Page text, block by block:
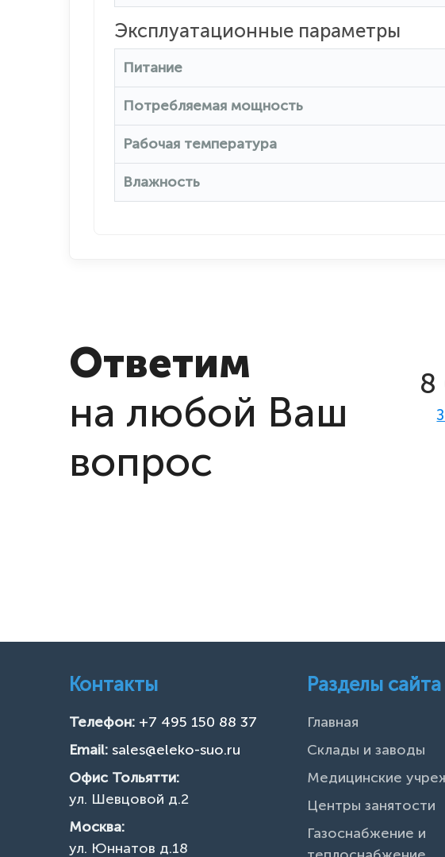
Эксплуатационные параметры
Питание
Потребляемая мощность
Рабочая температура
Влажность
Ответим
на любой Ваш
вопрос
8
Контакты
Телефон: +7 495 150 88 37
Email: sales@eleko-suo.ru
Офис Тольятти:
ул. Шевцовой д.2
Москва:
ул. Юннатов д.18
Разделы сайта
Главная
Склады и заводы
Медицинские
Центры занятости
Газоснабжение и